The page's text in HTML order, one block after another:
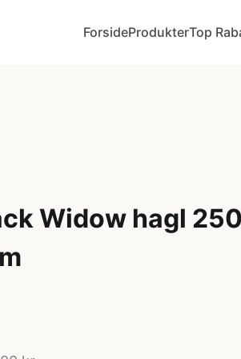
ForsideProdukterTop
Widow hagl